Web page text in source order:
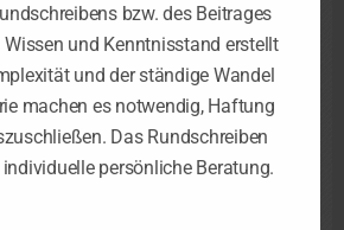
vor Gericht Bestand haben
bzw. des Beitrages
und Kenntnisstand erstellt
und der ständige Wandel
machen es notwendig, Haftung
Das Rundschreiben
persönliche Beratung.